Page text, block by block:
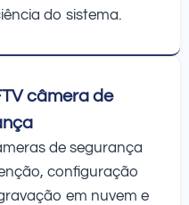
do sistema.
câmera de
de segurança
configuração
em nuvem e